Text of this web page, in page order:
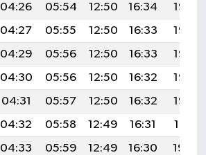
04:26 05:54 12:50 16:34
19:37
04:27 05:55 12:50 16:33
19:36
04:29 05:56 12:50 16:33
19:35
04:30 05:56 12:50 16:32
19:33
04:31 05:57 12:50 16:32
19:32
04:32 05:58 12:49 16:31
19:31
04:33 05:59 12:49 16:30
19:29